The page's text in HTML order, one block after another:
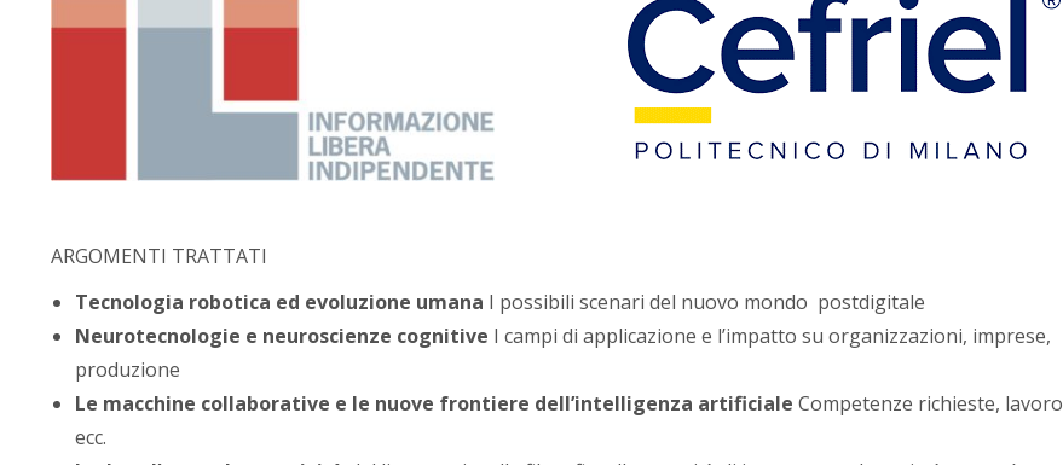
ARGOMENTI TRATTATI
Tecnologia robotica ed evoluzione umana I possibili scenari del nuovo mondo postdigitale
Neurotecnologie e neuroscienze cognitive I campi di applicazione e l’impatto su organizzazioni, imprese,
produzione
Le macchine collaborative e le nuove frontiere dell’intelligenza artificiale Competenze richieste, lavoro
ecc.